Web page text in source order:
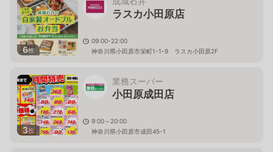
6枚
ラスカ小田原店
09:00-22:00
神奈川県小田原市栄町1-1-9 ラスカ小田原2F
3枚
業務スーパー
小田原成田店
9:00～20:00
神奈川県小田原市成田45-1